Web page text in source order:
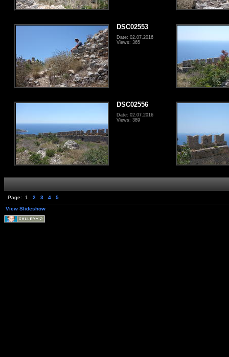
DSC02553
Date: 02.07.2016
Views: 365
DSC02556
Date: 02.07.2016
Views: 389
Page: 1 2 3 4
5
View Slideshow